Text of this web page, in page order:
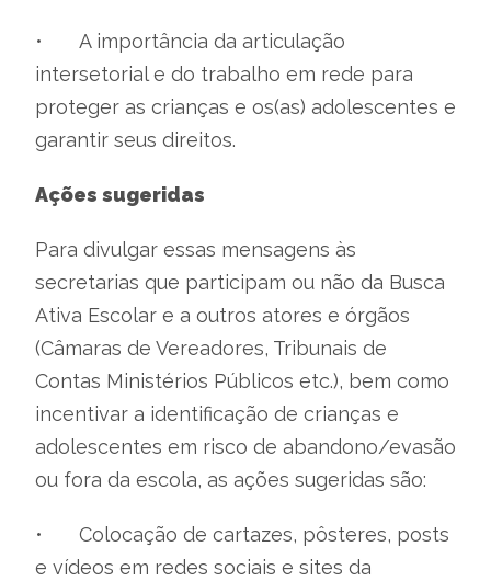
•
A importância da articulação
intersetorial e do trabalho em rede para
proteger as crianças e os(as) adolescentes e
garantir seus direitos.
Ações sugeridas
Para divulgar essas mensagens às
secretarias que participam ou não da Busca
Ativa Escolar e a outros atores e órgãos
(Câmaras de Vereadores, Tribunais de
Contas Ministérios Públicos etc.), bem como
incentivar a identificação de crianças e
adolescentes em risco de abandono/evasão
ou fora da escola, as ações sugeridas são:
•
Colocação de cartazes, pôsteres, posts
e vídeos em redes sociais e sites da